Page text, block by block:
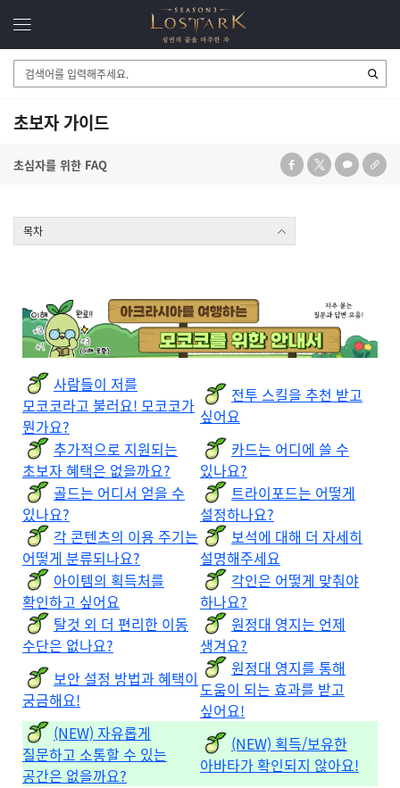
색
역
초보자 가이드
초심자를 위한 FAQ
목차
사람들이 저를
모코코라고 불러요! 모코코가
뭔가요?
전투 스킬을 추천 받고
싶어요
추가적으로 지원되는
초보자 혜택은 없을까요?
카드는 어디에 쓸 수
있나요?
골드는 어디서 얻을 수
있나요?
트라이포드는 어떻게
설정하나요?
각 콘텐츠의 이용 주기는
어떻게 분류되나요?
보석에 대해 더 자세히
설명해주세요
아이템의 획득처를
확인하고 싶어요
각인은 어떻게 맞춰야
하나요?
탈것 외 더 편리한 이동
수단은 없나요?
원정대 영지는 언제
생겨요?
보안 설정 방법과 혜택이
궁금해요!
원정대 영지를 통해
도움이 되는 효과를 받고
싶어요!
(NEW) 자유롭게
질문하고 소통할 수 있는
공간은 없을까요?
(NEW) 획득/보유한
아바타가 확인되지 않아요!